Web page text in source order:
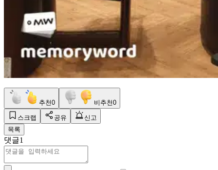
추천0 비추천0
스크랩 공유
신고
목록
댓글1